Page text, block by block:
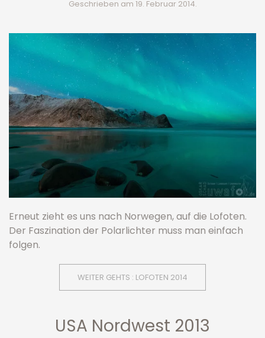
Geschrieben am 19. Februar 2014.
Erneut zieht es uns nach Norwegen, auf die Lofoten.
Der Faszination der Polarlichter muss man einfach
folgen.
WEITER GEHTS : LOFOTEN 2014
USA Nordwest 2013